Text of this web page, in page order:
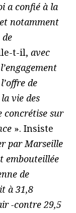
a confié à la
notamment
t-il, avec
de
vie des
concrétise sur
». Insiste
par Marseille
embouteillée
de
à 31,8
-contre 29,5